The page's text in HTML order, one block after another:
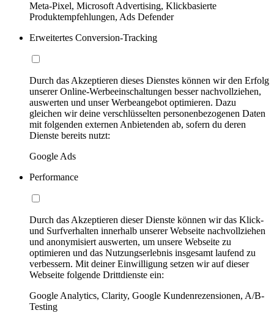
Meta-Pixel, Microsoft Advertising, Klickbasierte
Produktempfehlungen, Ads Defender
Erweitertes Conversion-Tracking
Durch das Akzeptieren dieses Dienstes können wir den Erfolg
unserer Online-Werbeeinschaltungen besser nachvollziehen,
auswerten und unser Werbeangebot optimieren. Dazu
gleichen wir deine verschlüsselten personenbezogenen Daten
mit folgenden externen Anbietenden ab, sofern du deren
Dienste bereits nutzt:
Google Ads
Performance
Durch das Akzeptieren dieser Dienste können wir das Klick-
und Surfverhalten innerhalb unserer Webseite nachvollziehen
und anonymisiert auswerten, um unsere Webseite zu
optimieren und das Nutzungserlebnis insgesamt laufend zu
verbessern. Mit deiner Einwilligung setzen wir auf dieser
Webseite folgende Drittdienste ein:
Google Analytics, Clarity, Google Kundenrezensionen, A/B-
Testing